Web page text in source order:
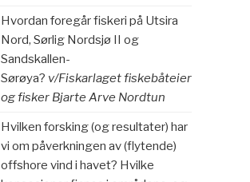
Hvordan foregår fiskeri på Utsira
Nord, Sørlig Nordsjø II og
Sandskallen-
Sørøya? v/Fiskarlaget fiskebåteier
og fisker Bjarte Arve Nordtun
Hvilken forsking (og resultater) har
vi om påverkningen av (flytende)
offshore vind i havet? Hvilke